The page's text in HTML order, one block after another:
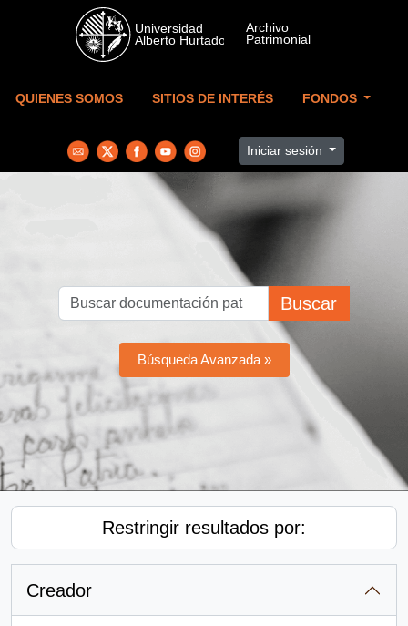
Skip to main content
QUIENES SOMOS SITIOS DE INTERÉS FONDOS
Iniciar sesión
Buscar
Búsqueda Avanzada »
Restringir resultados por:
Creador